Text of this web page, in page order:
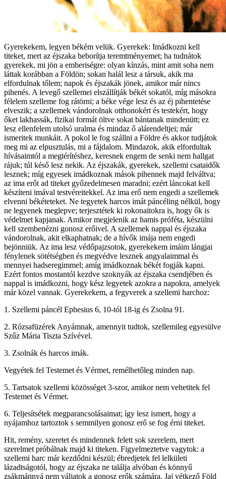
Gyerekekem, legyen békém velük. Gyerekek: Imádkozni kell
titeket, mert az éjszaka beborítja teremtményemet; ha tudnátok
gyerekek, mi jön a emberiségre: olyan kínzás, mint amit soha nem
láttak korábban a Földön; sokan halál lesz a társuk, akik ma
elfordulnak tőlem; napok és éjszakák jönek, amikor már nincs
pihenés. A levegő szellemei elszállítják békét sokatól, míg másokra
félelem szelleme fog rátörni; a béke vége lesz és az éj pihentetése
elveszik; a szellemek vándorolnak otthonokért és testekért, hogy
őket lakhassák, fizikai formát öltve sokat bántanak mindenütt; ez
lesz ellenfelem utolsó uralma és mindaz ő alárendeltjei; már
ismeritek munkáit. A pokol le fog szállni a Földre és akkor tudjátok
meg mi az elpusztulás, mi a fájdalom. Mindazok, akik elfordultak
hívásaimtól a megtérítéshez, keresnek engem de senki nem hallgat
rájuk; túl késő lesz nekik. Az éjszakák, gyerekek, szellemi csataidők
lesznek; míg egyesek imádkoznak mások pihennek majd felváltva;
az ima erőt ad titeket győzedelmesen maradni; ezért láncokat kell
készíteni imával testvéreitekkel. Az ima erő nem engedi a szellemek
elvenni békéteteket. Ne tegyetek harcos imát páncéling nélkül, hogy
ne legyenek meglepve; terjesztétek ki rokonaitokra is, hogy ők is
védelmet kapjanak. Amikor megjelenik az hamis próféta, készülni
kell szembenézni gonosz erőivel. A szellemek nappal és éjszaka
vándorolnak, akit elkaphatnak; de a hívők imája nem engedi
bejönniük. Az ima lesz védőpajzsotok, gyerekekem imáim lángjai
fénylenek sötétségben és megvédve lesznek angyalaimmal és
mennyei hadseregimmel; amíg imádkoznak békét fogják kapni.
Ezért fontos mostantól kezdve szoknyák az éjszaka csendjében és
nappal is imádkozni, hogy kész legyetek azokra a napokra, amelyek
már közel vannak. Gyerekekem, a fegyverek a szellemi harchoz:
1. Szellemi páncél Ephesius 6, 10-tól 18-ig és Zsolna 91.
2. Rózsafüzérek Anyámnak, amennyit tudtok, szellemileg egyesülve
Szűz Mária Tiszta Szívével.
3. Zsolnák és harcos imák.
Vegyétek fel Testemet és Vérmet, remélhetőleg minden nap.
5. Tartsatok szellemi közösséget 3-szor, amikor nem vehetitek fel
Testemet és Vérmet.
6. Teljesítsétek megparancsolásaimat; így lesz ismert, hogy a
nyájamhoz tartoztok s semmilyen gonosz erő se fog érni titeket.
Hit, remény, szeretet és mindennek felett sok szerelem, mert
szerelmet próbálnak majd ki titeken. Figyelmeztetve vagytok: a
szellemi harc már kezdődni készül; ébredjetek fel lelkületi
lázadtságotól, hogy az éjszaka ne találja alvóban és könnyű
zsákmánnyá nem váljatok a gonosz erők számára. Jaj vétkező Föld